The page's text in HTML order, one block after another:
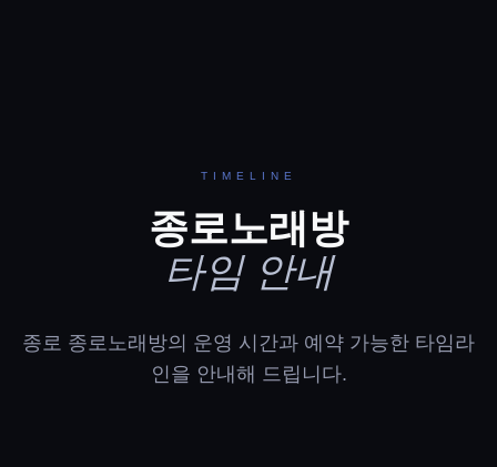
TIMELINE
종로노래방
타임 안내
종로 종로노래방의 운영 시간과 예약 가능한 타임라
인을 안내해 드립니다.